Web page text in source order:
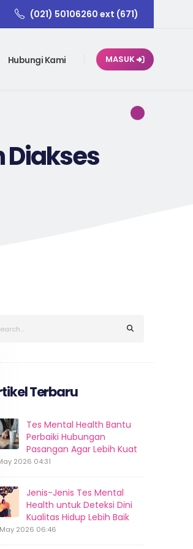
(021) 50106260 ext (671)
Hubungi Kami MASUK
Diakses
Terbaru
Tes Mental Health Bantu
Perbaiki Hubungan
Pasangan Agar Lebih Kuat
2026 04:31
Jenis-Jenis Tes Mental
Health untuk Deteksi Dini
Kualitas Hidup Lebih Baik
2026 06:46